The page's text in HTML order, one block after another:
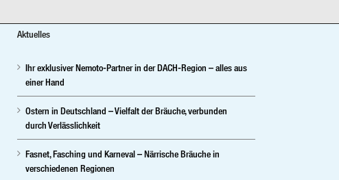
Aktuelles
Ihr exklusiver Nemoto-Partner in der DACH-Region – alles aus
einer Hand
Ostern in Deutschland – Vielfalt der Bräuche, verbunden
durch Verlässlichkeit
Fasnet, Fasching und Karneval – Närrische Bräuche in
verschiedenen Regionen